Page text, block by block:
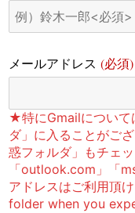
メールアドレス(必須)
★特にGmailについて
ダ」に入ることがご
惑フォルダ」もチェ
「outlook.com」「
アドレスはご利用頂
folder when you